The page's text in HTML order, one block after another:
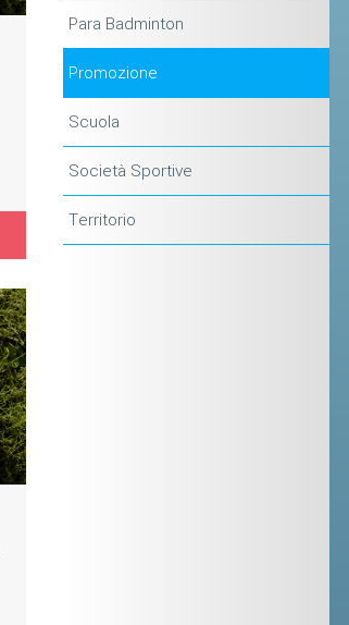
Para Badminton
Promozione
Scuola
Società Sportive
Territorio